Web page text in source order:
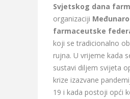
Svjetskog dana
organizaciji
farmaceutske
koji se tradicionalno
rujna. U vrijeme kada
sustavi diljem svijeta
krize izazvane
19 i kada postoji opći